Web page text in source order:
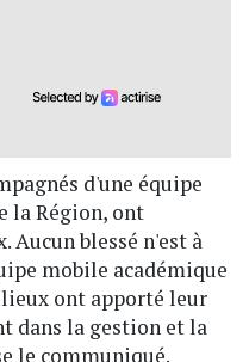
d'une équipe
la Région, ont
blessé n'est à
mobile académique
lieux ont apporté leur
dans la gestion et la
le communiqué.